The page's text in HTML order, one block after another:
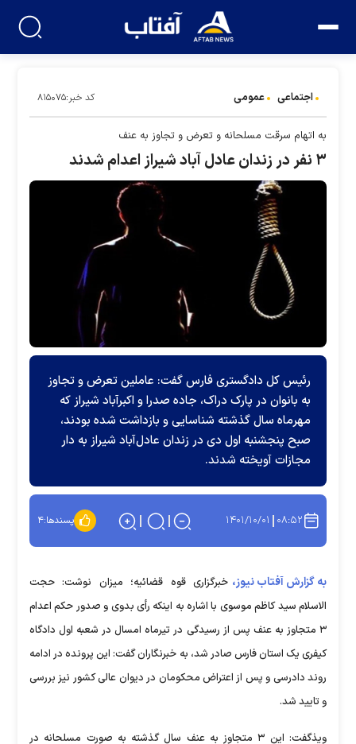
اجتماعی عمومی کد خبر:۸۱۵۰۷۵
به اتهام سرقت مسلحانه و تعرض و تجاوز به عنف
۳ نفر در زندان عادل آباد شیراز اعدام شدند
رئیس کل دادگستری فارس گفت: عاملین تعرض و تجاوز
به بانوان در پارک دراک، جاده صدرا و اکبرآباد شیراز که
مهرماه سال گذشته شناسایی و بازداشت شده بودند،
صبح پنجشنبه اول دی در زندان عادل‌آباد شیراز به دار
مجازات آویخته شدند.
۰۸:۵۲ ۱۴۰۱/۱۰/۰۱ پسندها:۴
به گزارش آفتاب نیوز، خبرگزاری قوه قضائیه؛ میزان نوشت: حجت
الاسلام سید کاظم موسوی با اشاره به اینکه رأی بدوی و صدور حکم اعدام
۳ متجاوز به عنف پس از رسیدگی در تیرماه امسال در شعبه اول دادگاه
کیفری یک استان فارس صادر شد، به خبرنگاران گفت: این پرونده در ادامه
روند دادرسی و پس از اعتراض محکومان در دیوان عالی کشور نیز بررسی
و تایید شد.
ویذگفت: این ۳ متجاوز به عنف سال گذشته به صورت مسلحانه در